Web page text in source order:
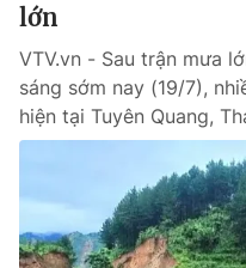
lớn
VTV.vn - Sau trận mưa
sáng sớm nay (19/7),
hiện tại Tuyên Quang,